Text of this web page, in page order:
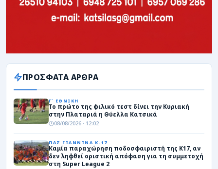
ΠΡΟΣΦΑΤΑ ΑΡΘΡΑ
Γ΄ ΕΘΝΙΚΗ
Το πρώτο της φιλικό τεστ δίνει την Κυριακή
στην Πλαταριά η Θύελλα Κατσικά
08/08/2026 · 12:02
ΠΑΣ ΓΙΑΝΝΙΝΑ Κ-17
Καμία παραχώρηση ποδοσφαιριστή της Κ17, αν
δεν ληφθεί οριστική απόφαση για τη συμμετοχή
στη Super League 2